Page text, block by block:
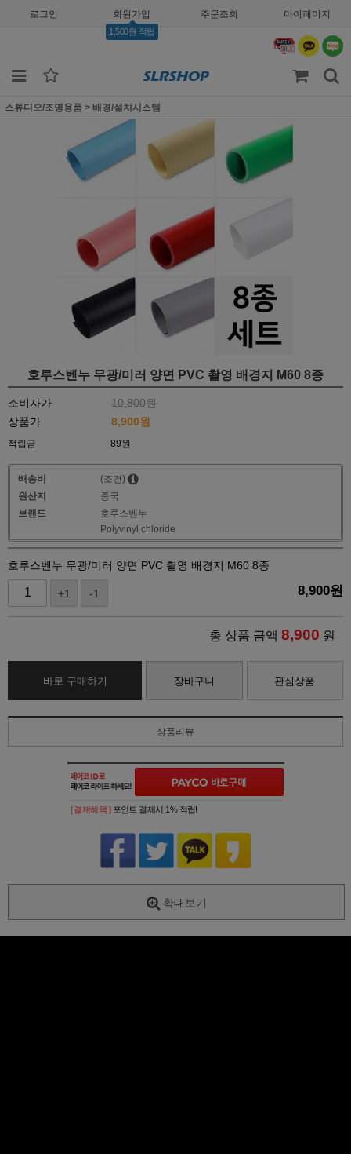
로그인 회원가입
1,500원 적립
주문조회 마이페이지
스튜디오/조명용품 > 배경/설치시스템
호루스벤누 무광/미러 양면 PVC 촬영 배경지 M60 8종
소비자가
10,800원
상품가
8,900원
적립금 89원
배송비
(조건)
원산지
중국
브랜드
호루스벤누
Polyvinyl chloride
호루스벤누 무광/미러 양면 PVC 촬영 배경지 M60 8종
+1 -1 8,900원
총 상품 금액 8,900 원
바로 구매하기 장바구니 관심상품
상품리뷰
[ 결제혜택 ] 포인트 결제시 1% 적립!
확대보기